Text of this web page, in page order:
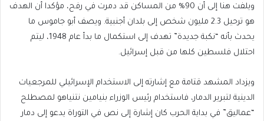
ويلفت هنا إلى أن 90% من المساكن قد دمرت في رفح، مؤكدا أن الهدف
هو ترحيل 2.3 مليون شخص إلى بلدان أجنبية. ويصف أبو جاموس ما
يحدث بأنه “نكبة جديدة” تهدف إلى استكمال ما بدأ عام 1948، ليتم
احتلال فلسطين كلها من قبل إسرائيل.
ويزداد المشهد قتامة مع إشارته إلى الاستخدام الإسرائيلي للمرجعيات
الدينية لتبرير الدمار، فاستخدام رئيس الوزراء بنيامين نتنياهو لمصطلح
“عماليق” في بداية الحرب كان إشارة إلى نص في التوراة يدعو إلى دمار